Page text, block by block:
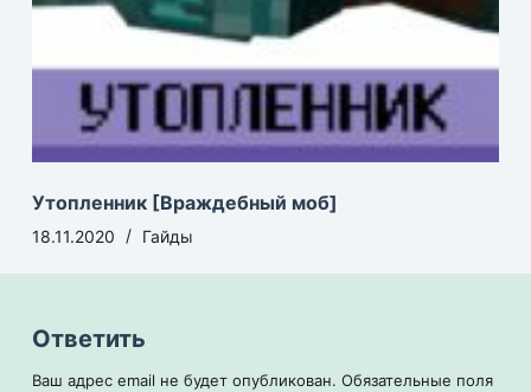
Утопленник [Враждебный моб]
18.11.2020 Гайды
Ответить
Ваш адрес email не будет опубликован. Обязательные поля